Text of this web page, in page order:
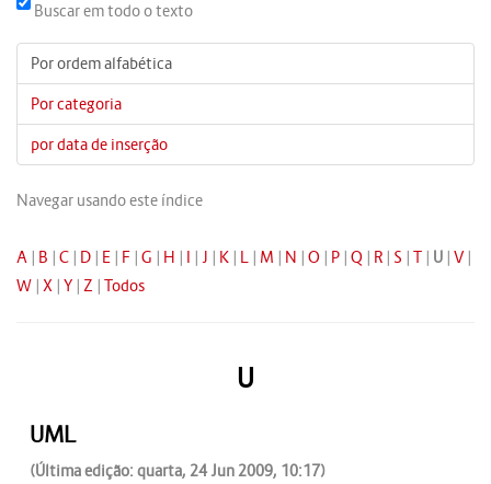
Buscar em todo o texto
Por ordem alfabética
Por categoria
por data de inserção
Navegar usando este índice
A | B | C | D | E | F | G | H | I | J | K | L | M | N | O | P | Q | R | S | T | U | V |
W | X | Y | Z | Todos
U
UML
(Última edição: quarta, 24 Jun 2009, 10:17)